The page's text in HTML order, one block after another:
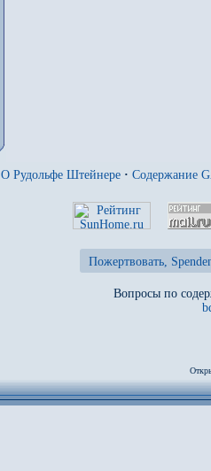
О Рудольфе Штейнере · Содержание
Пожертвовать,
Вопросы по